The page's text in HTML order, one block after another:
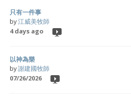
只有一件事
by江威美牧師
4 days ago
以神為樂
by謝建國牧師
07/26/2026